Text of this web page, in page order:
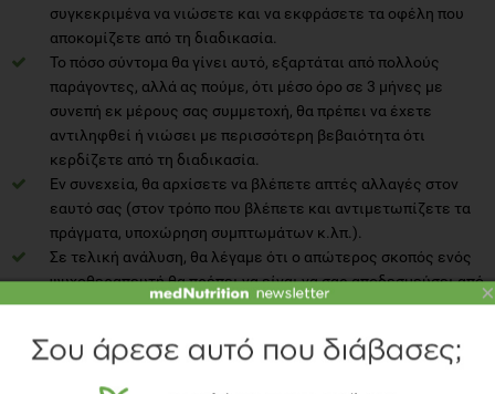
συγκεκριμένα να νιώσετε και να εκφράσετε τα οφέλη που
αποκομίζετε από τη διαδικασία.
Το πόσο σύντομα θα γίνει αυτό, εξαρτάται από πολλούς
παράγοντες, αλλά ας πούμε, ότι μέσο όρο σε 3 μήνες με
συνεπή εκ μέρους σας συμμετοχή, θα πρέπει να έχετε
αντιληφθεί ή νιώσει με περισσότερη βεβαιότητα ότι
κερδίζετε από τη διαδικασία.
Εν συνεχεία, θα αρχίσετε να βλέπετε απτές αλλαγές στον
εαυτό σας (στον τρόπο που βλέπετε και αντιμετωπίζετε τα
πράγματα, υποχώρηση συμπτωμάτων κ.λπ.).
Σε τελική ανάλυση, θα λέγαμε ότι ο απώτερος σκοπός ενός
ψυχοθεραπευτή θα πρέπει να είναι να σας αποδεσμεύσει από
τη θεραπευτική διαδικασία (και όχι να σας εξαρτήσει σε
Είναι καλό να παραμένετε με τον ίδιο θεραπευτή με τον
×